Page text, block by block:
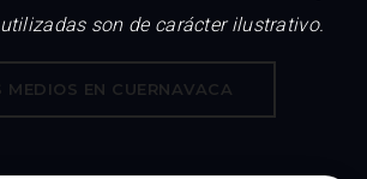
son de carácter ilustrativo.
MEDIOS EN CUERNAVACA